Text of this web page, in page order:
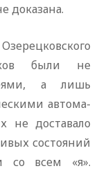
доказана.
были не
а лишь
автома­
не доставало
состояний
со всем «я».